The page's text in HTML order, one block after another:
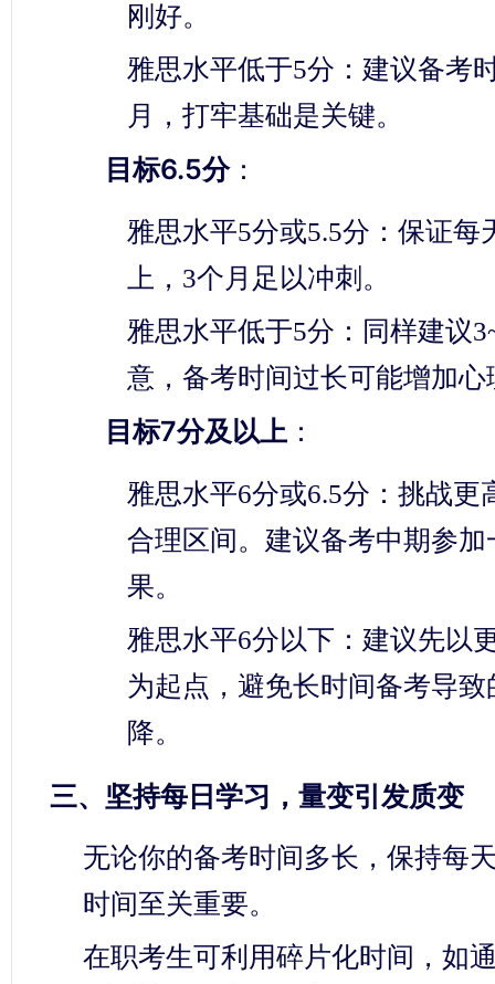
刚好。
雅思水平低于5分：建议备考
月，打牢基础是关键。
目标6.5分：
雅思水平5分或5.5分：保证每
上，3个月足以冲刺。
雅思水平低于5分：同样建议
意，备考时间过长可能增加心
目标7分及以上 ：
雅思水平6分或6.5分：挑战更
合理区间。建议备考中期参
果。
雅思水平6分以下：建议先以
为起点，避免长时间备考导
降。
三、坚持每日学习，量变引发质变
无论你的备考时间多长，保持每
时间至关重要。
在职考生可利用碎片化时间，如